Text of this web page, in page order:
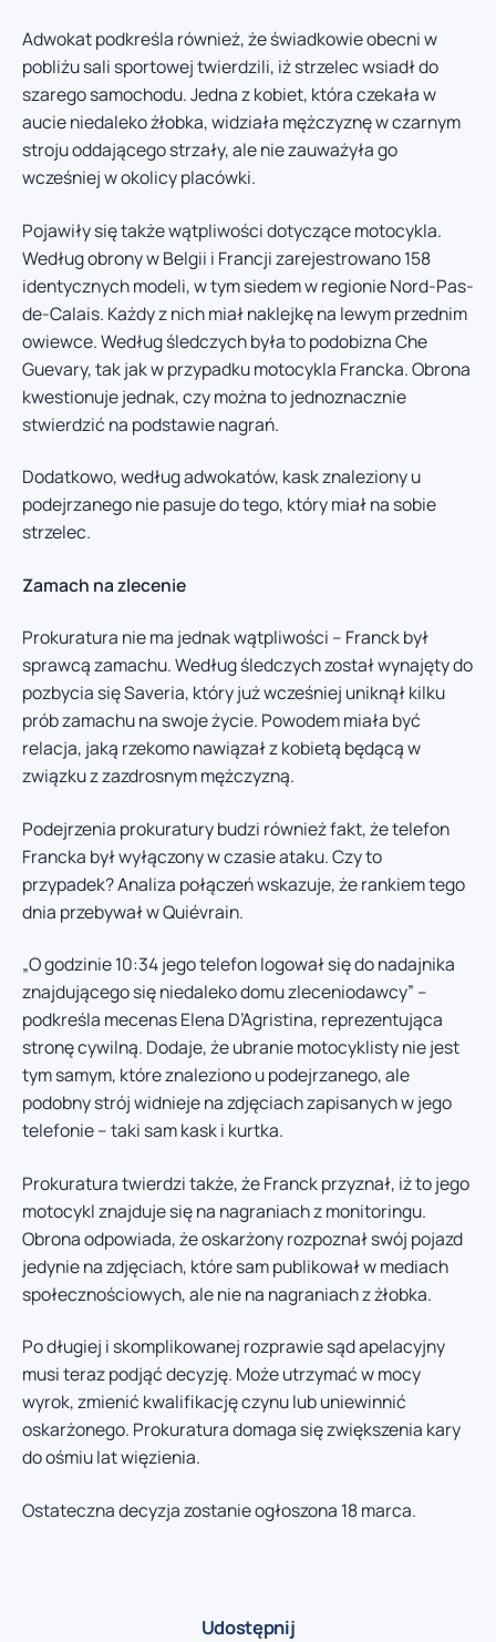
Adwokat podkreśla również, że świadkowie obecni w
pobliżu sali sportowej twierdzili, iż strzelec wsiadł do
szarego samochodu. Jedna z kobiet, która czekała w
aucie niedaleko żłobka, widziała mężczyznę w czarnym
stroju oddającego strzały, ale nie zauważyła go
wcześniej w okolicy placówki.
Pojawiły się także wątpliwości dotyczące motocykla.
Według obrony w Belgii i Francji zarejestrowano 158
identycznych modeli, w tym siedem w regionie Nord-Pas-
de-Calais. Każdy z nich miał naklejkę na lewym przednim
owiewce. Według śledczych była to podobizna Che
Guevary, tak jak w przypadku motocykla Francka. Obrona
kwestionuje jednak, czy można to jednoznacznie
stwierdzić na podstawie nagrań.
Dodatkowo, według adwokatów, kask znaleziony u
podejrzanego nie pasuje do tego, który miał na sobie
strzelec.
Zamach na zlecenie
Prokuratura nie ma jednak wątpliwości – Franck był
sprawcą zamachu. Według śledczych został wynajęty do
pozbycia się Saveria, który już wcześniej uniknął kilku
prób zamachu na swoje życie. Powodem miała być
relacja, jaką rzekomo nawiązał z kobietą będącą w
związku z zazdrosnym mężczyzną.
Podejrzenia prokuratury budzi również fakt, że telefon
Francka był wyłączony w czasie ataku. Czy to
przypadek? Analiza połączeń wskazuje, że rankiem tego
dnia przebywał w Quiévrain.
„O godzinie 10:34 jego telefon logował się do nadajnika
znajdującego się niedaleko domu zleceniodawcy” –
podkreśla mecenas Elena D’Agristina, reprezentująca
stronę cywilną. Dodaje, że ubranie motocyklisty nie jest
tym samym, które znaleziono u podejrzanego, ale
podobny strój widnieje na zdjęciach zapisanych w jego
telefonie – taki sam kask i kurtka.
Prokuratura twierdzi także, że Franck przyznał, iż to jego
motocykl znajduje się na nagraniach z monitoringu.
Obrona odpowiada, że oskarżony rozpoznał swój pojazd
jedynie na zdjęciach, które sam publikował w mediach
społecznościowych, ale nie na nagraniach z żłobka.
Po długiej i skomplikowanej rozprawie sąd apelacyjny
musi teraz podjąć decyzję. Może utrzymać w mocy
wyrok, zmienić kwalifikację czynu lub uniewinnić
oskarżonego. Prokuratura domaga się zwiększenia kary
do ośmiu lat więzienia.
Ostateczna decyzja zostanie ogłoszona 18 marca.
Udostępnij